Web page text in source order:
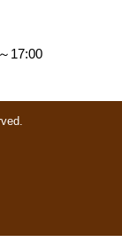
17:00